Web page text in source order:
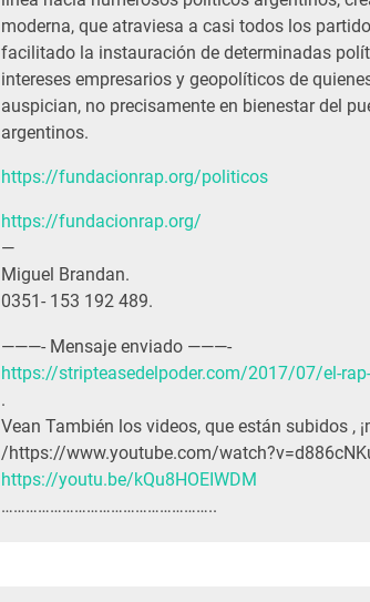
moderna, que atraviesa a casi todos los
facilitado la instauración de determinadas
intereses empresarios y geopolíticos de
auspician, no precisamente en bienestar del
argentinos.
https://fundacionrap.org/politicos
https://fundacionrap.org/
—
Miguel Brandan.
0351- 153 192 489.
———- Mensaje enviado ———-
https://stripteasedelpoder.com/2017/07/el-
.
Vean También los videos, que están subidos ,
/https://www.youtube.com/
https://youtu.be/kQu8HOEIWDM
……………………………………………..